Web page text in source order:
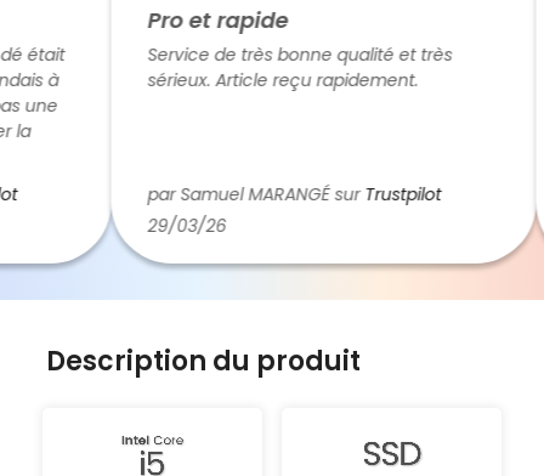
à
je
Pro et rapide
Service de très bonne qualité et très
sérieux. Article reçu rapidement.
29/03/26
par Samuel MARANGÉ surTrustpilot
Description du produit